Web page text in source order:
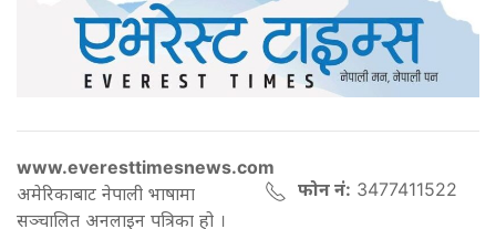
www.everesttimesnews.com
अमेरिकाबाट नेपाली भाषामा
सञ्चालित अनलाइन पत्रिका हो ।
फोन नं: 3477411522